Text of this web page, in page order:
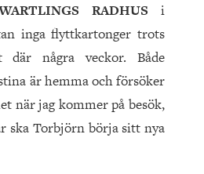
RADHUS i
inga flyttkartonger trots
några veckor. Både
är hemma och försöker
när jag kommer på besök,
ska Torbjörn börja sitt nya